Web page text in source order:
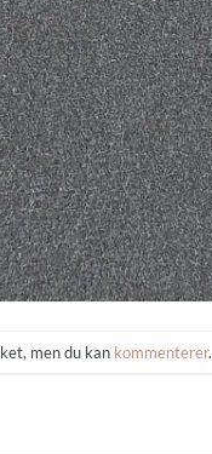
men du kan kommenterer.